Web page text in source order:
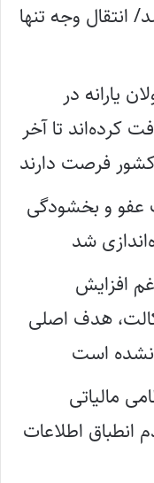
انتقال وجه تنها
یارانه در
کرده‌اند تا آخر
فرصت دارند
عفو و بخشودگی
شد
افزایش
هدف اصلی
نشده است
مالیاتی
اطلاعات